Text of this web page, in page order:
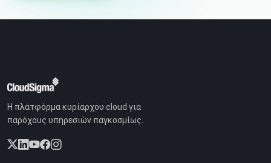
Η πλατφόρμα κυρίαρχου cloud για
παρόχους υπηρεσιών παγκοσμίως.